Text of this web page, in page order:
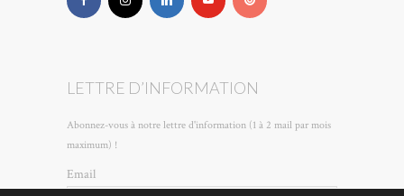
LETTRE D’INFORMATION
Abonnez-vous à notre lettre d'information (1 à 2 mail par mois
maximum) !
Email